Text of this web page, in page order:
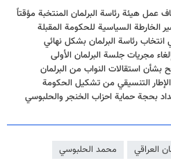
عمل هيئة رئاسة البرلمان المنتخبة مؤقتاً
الخارطة السياسية للحكومة المقبلة
انتخاب رئاسة البرلمان بشكل نهائي
مجريات جلسة البرلمان الأولى
بشأن استقالات النواب من البرلمان
التنسيقي من تشكيل الحكومة
بحجة حماية احزاب الخنجر والحلبوسي
العراقي محمد الحلبوسي